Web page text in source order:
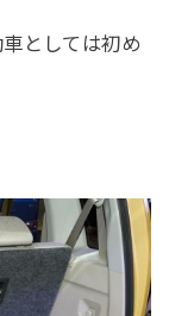
としては初め